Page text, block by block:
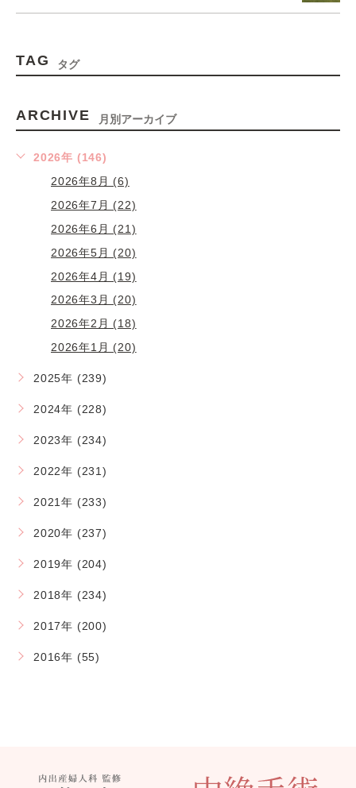
TAG タグ
ARCHIVE 月別アーカイブ
2026年 (146)
2026年8月 (6)
2026年7月 (22)
2026年6月 (21)
2026年5月 (20)
2026年4月 (19)
2026年3月 (20)
2026年2月 (18)
2026年1月 (20)
2025年 (239)
2024年 (228)
2023年 (234)
2022年 (231)
2021年 (233)
2020年 (237)
2019年 (204)
2018年 (234)
2017年 (200)
2016年 (55)